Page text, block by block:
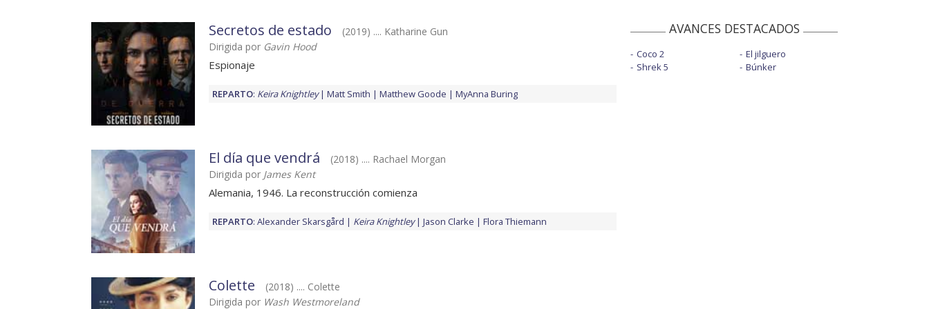
Secretos de estado
(2019) .... Katharine Gun
Dirigida por Gavin Hood
Espionaje
REPARTO: Keira Knightley Matt Smith Matthew Goode MyAnna Buring
El día que vendrá
(2018) .... Rachael Morgan
Dirigida por James Kent
Alemania, 1946. La reconstrucción comienza
REPARTO: Alexander Skarsgård Keira Knightley Jason Clarke Flora Thiemann
Colette
(2018) .... Colette
Dirigida por Wash Westmoreland
AVANCES DESTACADOS
Coco 2
Shrek 5
El jilguero
Búnker